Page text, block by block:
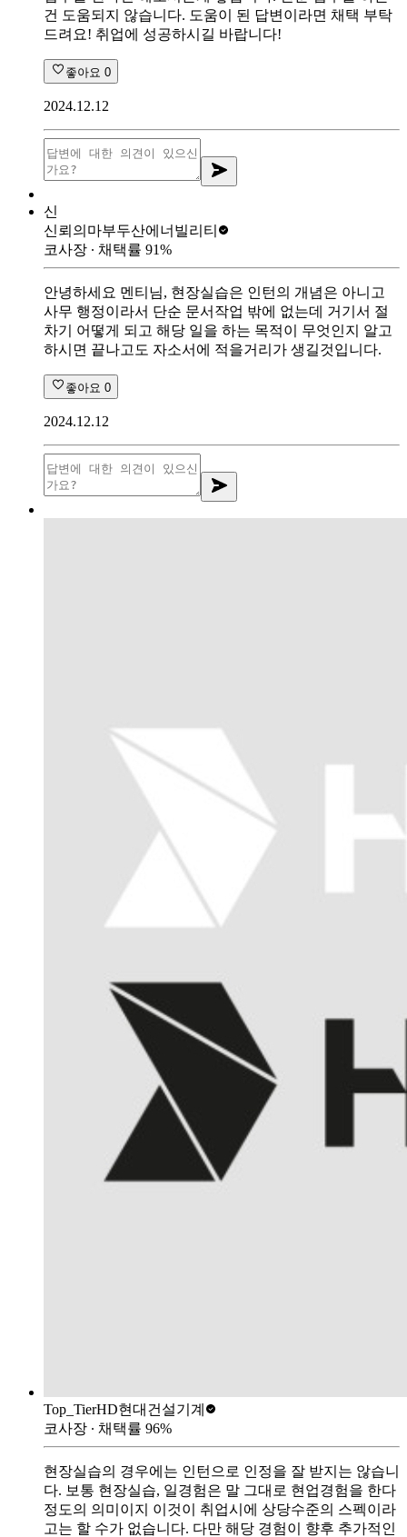
건 도움되지 않습니다. 도움이 된 답변이라면 채택 부탁
드려요! 취업에 성공하시길 바랍니다!
좋아요 0
2024.12.12
신
신뢰의마부두산에너빌리티
코사장 ∙ 채택률 91%
안녕하세요 멘티님, 현장실습은 인턴의 개념은 아니고
사무 행정이라서 단순 문서작업 밖에 없는데 거기서 절
차기 어떻게 되고 해당 일을 하는 목적이 무엇인지 알고
하시면 끝나고도 자소서에 적을거리가 생길것입니다.
좋아요 0
2024.12.12
Top_TierHD현대건설기계
코사장 ∙ 채택률 96%
현장실습의 경우에는 인턴으로 인정을 잘 받지는 않습니
다. 보통 현장실습, 일경험은 말 그대로 현업경험을 한다
정도의 의미이지 이것이 취업시에 상당수준의 스펙이라
고는 할 수가 없습니다. 다만 해당 경험이 향후 추가적인